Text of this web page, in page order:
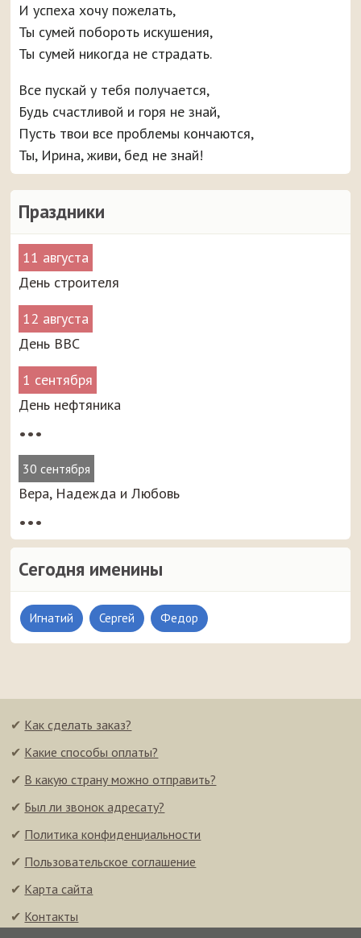
Праздники
11 августа
День строителя
12 августа
День ВВС
1 сентября
День нефтяника
•••
30 сентября
Вера, Надежда и Любовь
•••
Сегодня именины
Игнатий Сергей Федор
И успеха хочу пожелать,
Ты сумей побороть искушения,
Ты сумей никогда не страдать.
Все пускай у тебя получается,
Будь счастливой и горя не знай,
Пусть твои все проблемы кончаются,
Ты, Ирина, живи, бед не знай!
✔ Как сделать заказ?
✔ Какие способы оплаты?
✔ В какую страну можно отправить?
✔ Был ли звонок адресату?
✔ Политика конфиденциальности
✔ Пользовательское соглашение
✔ Карта сайта
✔ Контакты